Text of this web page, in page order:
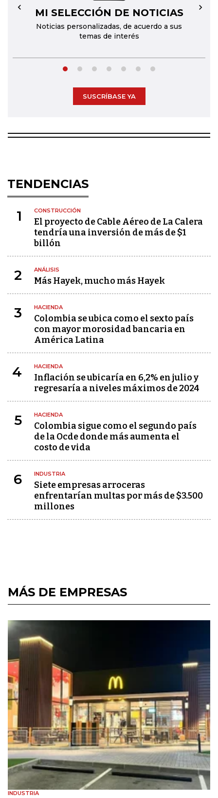
MI SELECCIÓN DE NOTICIAS
Noticias personalizadas, de acuerdo a sus
temas de interés
← →
SUSCRÍBASE YA
TENDENCIAS
1 CONSTRUCCIÓN
El proyecto de Cable Aéreo de La Calera
tendría una inversión de más de $1
billón
2 ANÁLISIS
Más Hayek, mucho más Hayek
3 HACIENDA
Colombia se ubica como el sexto país
con mayor morosidad bancaria en
América Latina
4 HACIENDA
Inflación se ubicaría en 6,2% en julio y
regresaría a niveles máximos de 2024
5 HACIENDA
Colombia sigue como el segundo país
de la Ocde donde más aumenta el
costo de vida
6 INDUSTRIA
Siete empresas arroceras
enfrentarían multas por más de $3.500
millones
MÁS DE EMPRESAS
INDUSTRIA